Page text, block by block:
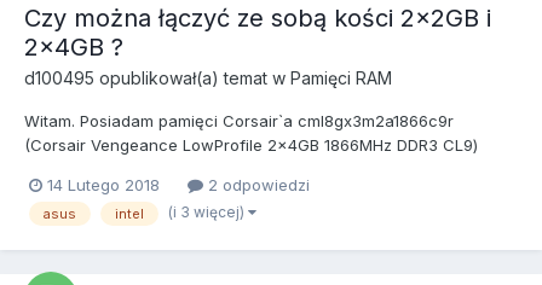
Czy można łączyć ze sobą kości 2x2GB i
2x4GB ?
d100495 opublikował(a) temat w Pamięci RAM
Witam. Posiadam pamięci Corsair`a cml8gx3m2a1866c9r
(Corsair Vengeance LowProfile 2x4GB 1866MHz DDR3 CL9)
taktowaniu 1866MHz i chciałbym do nich dołożyć kości G.Skill
RipjawsX DDR3 2x2GB 1600MHz CL9 XMP (F3-12800CL9D-
14 Lutego 2018 2 odpowiedzi
asus intel (i 3 więcej)